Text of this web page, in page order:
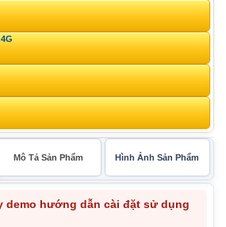
Mô Tả Sản Phẩm Hình Ảnh Sản Phẩm
demo hướng dẫn cài đặt sử dụng